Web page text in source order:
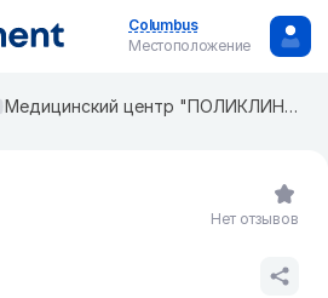
Columbus
Местоположение
Медицинский центр "ПОЛИКЛИНИКА +1"
Нет отзывов